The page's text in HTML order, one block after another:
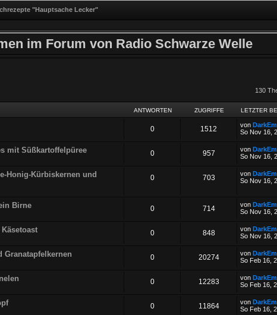
"Hauptsache Lecker"
im Forum von Radio Schwarze Welle
130
ANTWORTEN ZUGRIFFE LETZTER
0 1512 von
So Nov 16,
mit Süßkartoffelpüree 0 957 von
So Nov 16,
Honig-Kürbiskernen und
0 703 von
So Nov 16,
Birne 0 714 von
So Nov 16,
0 848 von
So Nov 16,
Granatapfelkernen 0 20274 von
So Feb 16,
0 12283 von
So Feb 16,
0 11864 von
So Feb 16,